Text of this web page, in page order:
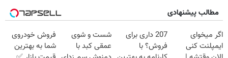
مطالب پیشنهادی
اگر میخوای
ایمپلنت کنی
207 داری برای
فروش؟ با
شست و شوی
عمقی کبد با
فروش خودروی
شما به بهترین